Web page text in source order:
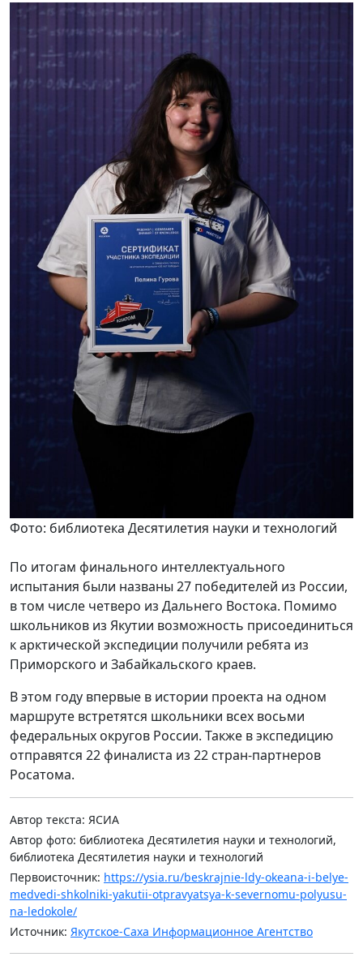
Фото: библиотека Десятилетия науки и технологий
По итогам финального интеллектуального
испытания были названы 27 победителей из России,
в том числе четверо из Дальнего Востока. Помимо
школьников из Якутии возможность присоединиться
к арктической экспедиции получили ребята из
Приморского и Забайкальского краев.
В этом году впервые в истории проекта на одном
маршруте встретятся школьники всех восьми
федеральных округов России. Также в экспедицию
отправятся 22 финалиста из 22 стран-партнеров
Росатома.
Автор текста: ЯСИА
Автор фото: библиотека Десятилетия науки и технологий,
библиотека Десятилетия науки и технологий
Первоисточник: https://ysia.ru/beskrajnie-ldy-okeana-i-belye-
medvedi-shkolniki-yakutii-otpravyatsya-k-severnomu-polyusu-
na-ledokole/
Источник: Якутское-Саха Информационное Агентство